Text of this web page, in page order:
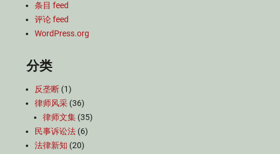
条目 feed
评论 feed
WordPress.org
分类
反垄断 (1)
律师风采 (36)
律师文集 (35)
民事诉讼法 (6)
法律新知 (20)